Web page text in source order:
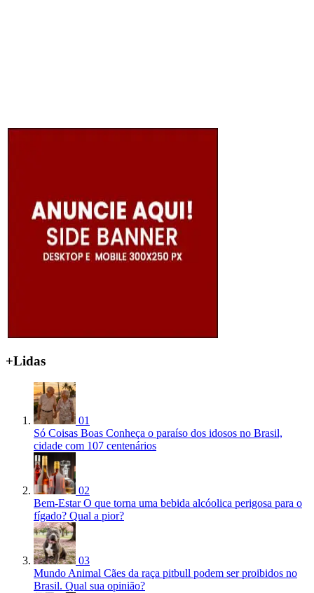
+Lidas
01
Só Coisas Boas Conheça o paraíso dos idosos no Brasil,
cidade com 107 centenários
02
Bem-Estar O que torna uma bebida alcóolica perigosa para o
fígado? Qual a pior?
03
Mundo Animal Cães da raça pitbull podem ser proibidos no
Brasil. Qual sua opinião?